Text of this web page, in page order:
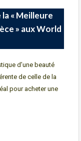
« Meilleure
» aux World
d’une beauté
de celle de la
pour acheter une